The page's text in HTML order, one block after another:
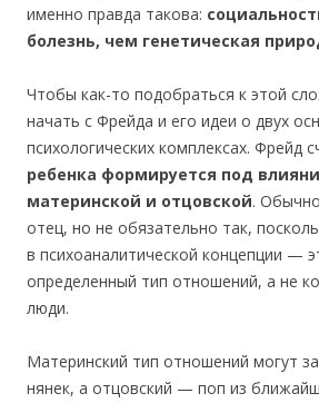
именно правда такова:
болезнь, чем генетическая
Чтобы как-то подобраться к этой
начать с Фрейда и его идеи о двух
психологических комплексах. Фрейд
ребенка формируется под
материнской и отцовской.
отец, но не обязательно так,
в психоаналитической концепции —
определенный тип отношений, а не
люди.
Материнский тип отношений могут
нянек, а отцовский — поп из